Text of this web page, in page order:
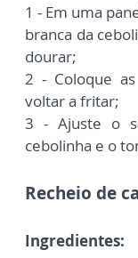
1 - Em uma
branca da
dourar;
2 - Coloque
voltar a fritar;
3 - Ajuste o
cebolinha e o
Recheio de
Ingredientes: